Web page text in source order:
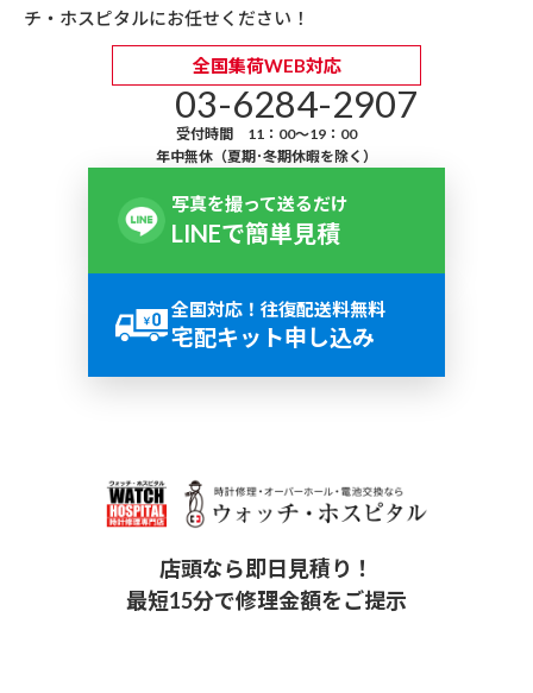
チ・ホスピタルにお任せください！
全国集荷WEB対応
03-6284-2907
受付時間 11：00～19：00
年中無休（夏期･冬期休暇を除く）
写真を撮って送るだけ
LINEで簡単見積
全国対応！往復配送料無料
宅配キット申し込み
店頭なら即日見積り！
最短15分で修理金額をご提示